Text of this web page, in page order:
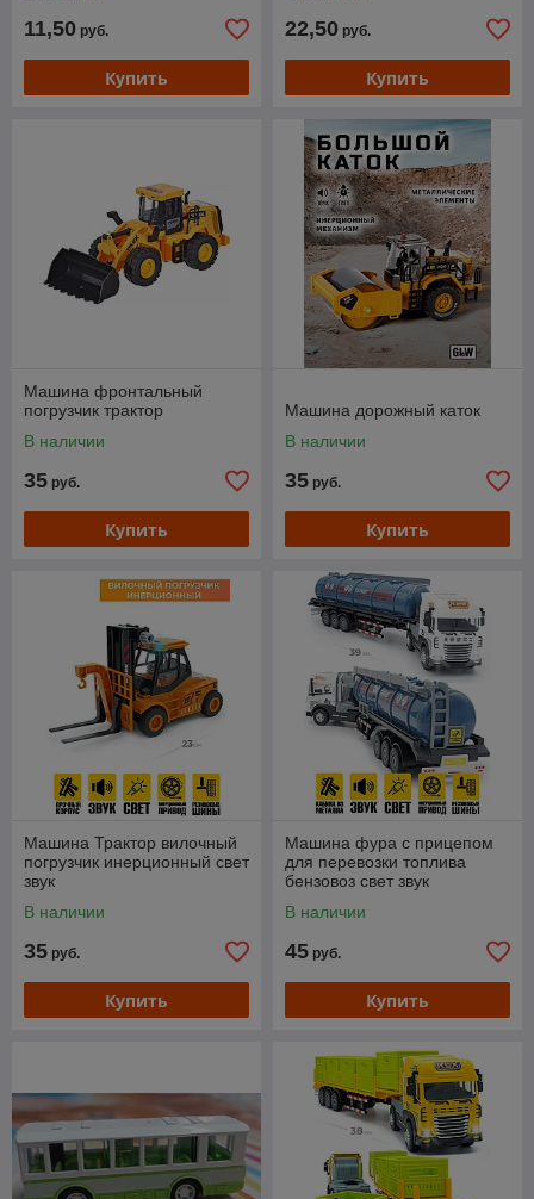
11,50 руб.
Купить
22,50 руб.
Купить
Машина фронтальный
погрузчик трактор
В наличии
35 руб.
Купить
Машина дорожный каток
В наличии
35 руб.
Купить
Машина Трактор вилочный
погрузчик инерционный свет
звук
В наличии
35 руб.
Купить
Машина фура с прицепом
для перевозки топлива
бензовоз свет звук
В наличии
45 руб.
Купить